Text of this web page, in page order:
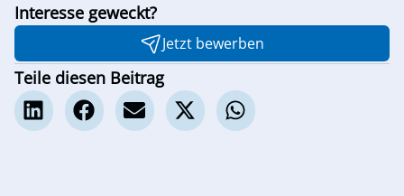
Interesse geweckt?
Jetzt bewerben
Teile diesen Beitrag